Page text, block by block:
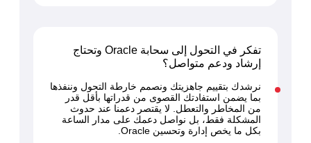
تفكر في التحول إلى سحابة Oracle وتحتاج
إرشاد ودعم متواصل؟
نرشدك بتقييم جاهزيتك ونصمم خارطة التحول وننفذها
بما يضمن استفادتك القصوى من قدراتها بأقل قدر
من المخاطر والتعطل. لا يقتصر دعمنا عند حدوث
المشكلة فقط، بل نواصل دعمك على مدار الساعة
بكل ما يخص إدارة وتحسين Oracle.